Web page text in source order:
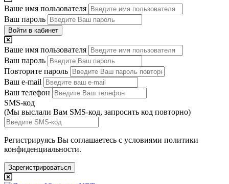
Ваше имя пользователя
Ваш пароль
Войти в кабинет
Ваше имя пользователя
Ваш пароль
Повторите пароль
Ваш e-mail
Ваш телефон
SMS-код
(Мы выслали Вам SMS-код, запросить код повторно)
Регистрируясь Вы соглашаетесь с условиями политики
конфиденциальности.
Зарегистрироваться